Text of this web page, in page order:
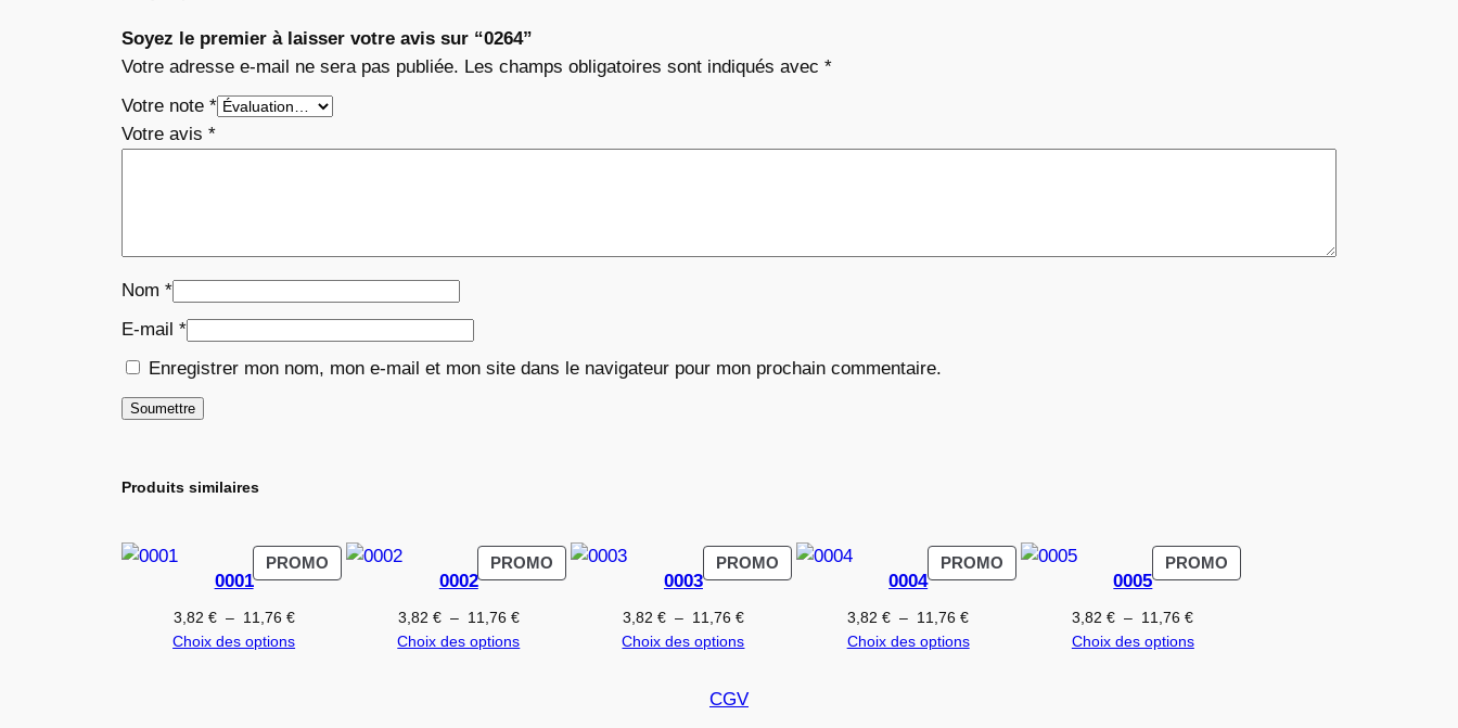
,
Soyez le premier à laisser votre avis sur “0264”
Votre adresse e-mail ne sera pas publiée. Les champs obligatoires sont indiqués avec *
Votre note *
Votre avis *
Nom *
E-mail *
Enregistrer mon nom, mon e-mail et mon site dans le navigateur pour mon prochain commentaire.
Produits similaires
PROMO PRODUIT
EN
PROMOTION
0001
3,82 € – 11,76 €Plage
de
Choix des options
PROMO PRODUIT
EN
PROMOTION
0002
3,82 € – 11,76 €Plage
de
Choix des options
PROMOPRODUIT
EN
PROMOTION
0003
3,82 € – 11,76 €Plage
de
à
Choix des options
PROMOPRODUIT
EN
PROMOTION
0004
3,82€ – 11,76€Plage
de
Choix des options
PROMOPRODUIT
EN
0005
3,82€ – 11,76€Plage
de
Choix des options
CGV